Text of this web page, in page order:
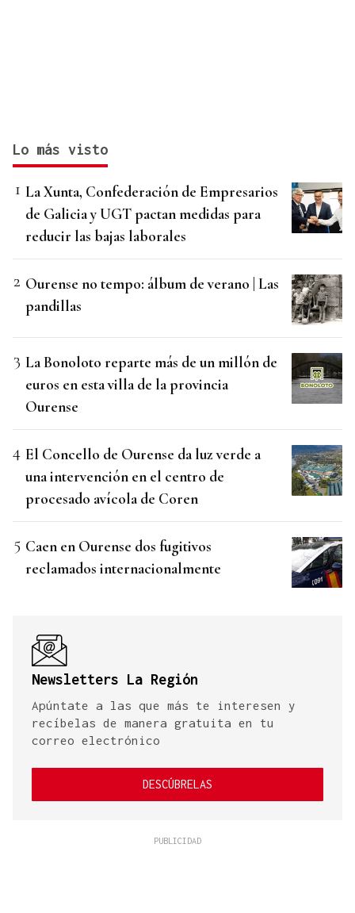
Lo más visto
La Xunta, Confederación de Empresarios
de Galicia y UGT pactan medidas para
reducir las bajas laborales
Ourense no tempo: álbum de verano | Las
pandillas
La Bonoloto reparte más de un millón de
euros en esta villa de la provincia
Ourense
El Concello de Ourense da luz verde a
una intervención en el centro de
procesado avícola de Coren
Caen en Ourense dos fugitivos
reclamados internacionalmente
Newsletters La Región
Apúntate a las que más te interesen y
recíbelas de manera gratuita en tu
correo electrónico
DESCÚBRELAS